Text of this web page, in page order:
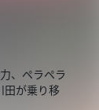
、ペラペラ
田が乗り移